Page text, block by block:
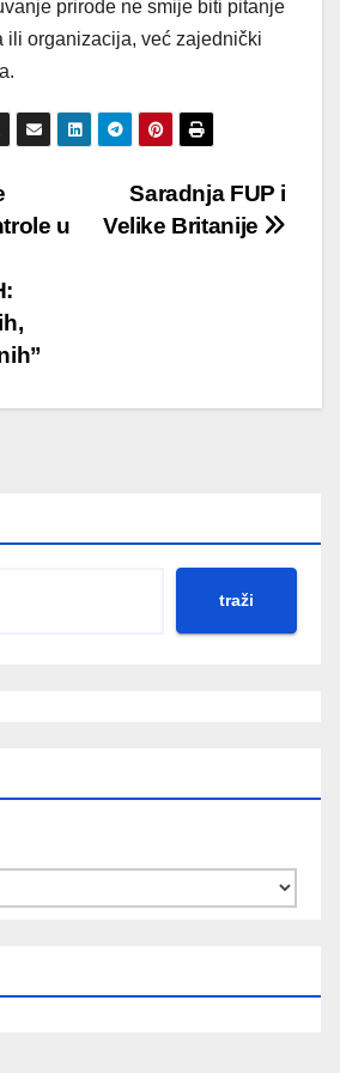
prirode ne smije biti pitanje
ili organizacija, već zajednički
Saradnja FUP i
Velike Britanije
u
traži